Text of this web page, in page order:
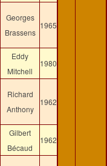
Georges
Brassens
1965
Eddy
Mitchell
1980
Richard
Anthony
1962
Gilbert
Bécaud
1962